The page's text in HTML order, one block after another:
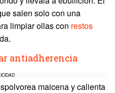
salen solo con una
limpiar ollas con restos
antiadherencia
maicena y calienta